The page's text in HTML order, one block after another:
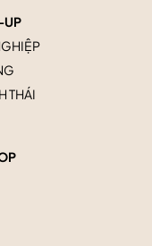
UP
THÁI